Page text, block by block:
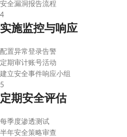
安全漏洞报告流程
4
实施监控与响应
配置异常登录告警
定期审计账号活动
建立安全事件响应小组
5
定期安全评估
每季度渗透测试
半年安全策略审查